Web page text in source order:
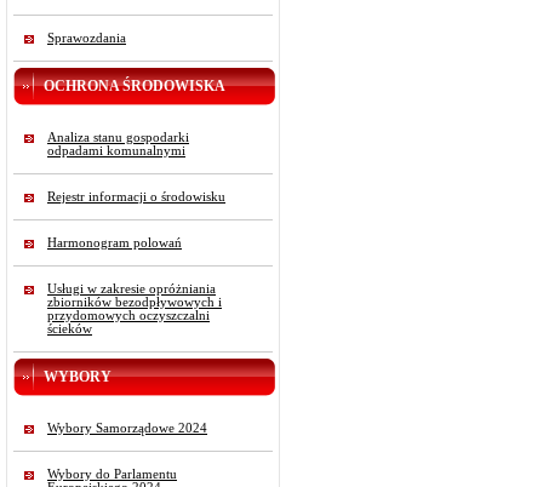
Sprawozdania
OCHRONA ŚRODOWISKA
Analiza stanu gospodarki
odpadami komunalnymi
Rejestr informacji o środowisku
Harmonogram polowań
Usługi w zakresie opróżniania
zbiorników bezodpływowych i
przydomowych oczyszczalni
ścieków
WYBORY
Wybory Samorządowe 2024
Wybory do Parlamentu